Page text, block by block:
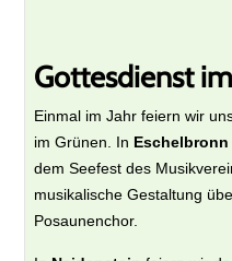
Gottesdienst
Einmal im Jahr feiern wir
im Grünen. In Eschelbronn
dem Seefest des
musikalische Gestaltung
Posaunenchor.